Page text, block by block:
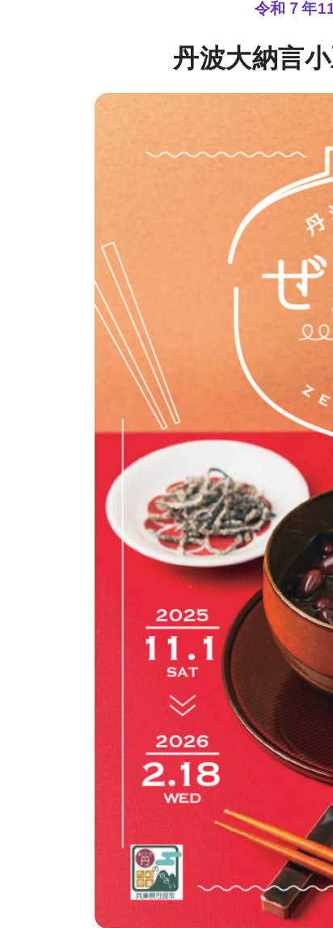
トップページ
Top page
地場産品/ツクリ
Local products
令和７年
丹波大納言